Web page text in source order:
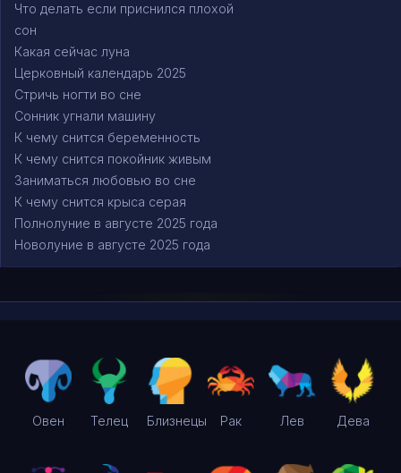
Что делать если приснился плохой
сон
Какая сейчас луна
Церковный календарь 2025
Стричь ногти во сне
Сонник угнали машину
К чему снится беременность
К чему снится покойник живым
Заниматься любовью во сне
К чему снится крыса серая
Полнолуние в августе 2025 года
Новолуние в августе 2025 года
Овен Телец Близнецы Рак Лев Дева